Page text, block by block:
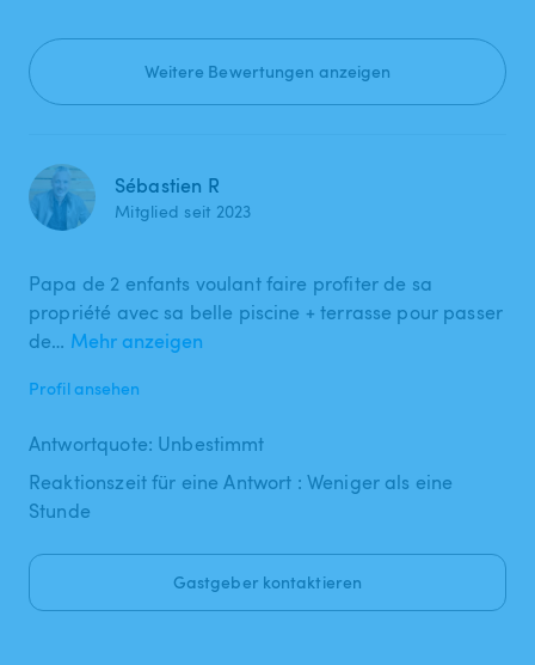
Weitere Bewertungen anzeigen
Sébastien R
Mitglied seit 2023
Papa de 2 enfants voulant faire profiter de sa
propriété avec sa belle piscine + terrasse pour passer
de… Mehr anzeigen
Profil ansehen
Antwortquote: Unbestimmt
Reaktionszeit für eine Antwort : Weniger als eine
Stunde
Gastgeber kontaktieren